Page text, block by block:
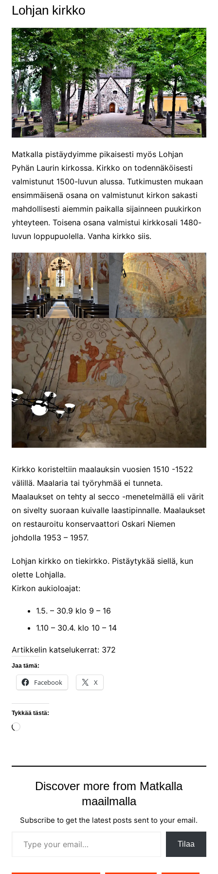
Lohjan kirkko
Matkalla pistäydyimme pikaisesti myös Lohjan
Pyhän Laurin kirkossa. Kirkko on todennäköisesti
valmistunut 1500-luvun alussa. Tutkimusten mukaan
ensimmäisenä osana on valmistunut kirkon sakasti
mahdollisesti aiemmin paikalla sijainneen puukirkon
yhteyteen. Toisena osana valmistui kirkkosali 1480-
luvun loppupuolella. Vanha kirkko siis.
Kirkko koristeltiin maalauksin vuosien 1510 -1522
välillä. Maalaria tai työryhmää ei tunneta.
Maalaukset on tehty al secco -menetelmällä eli värit
on sivelty suoraan kuivalle laastipinnalle. Maalaukset
on restauroitu konservaattori Oskari Niemen
johdolla 1953 – 1957.
Lohjan kirkko on tiekirkko. Pistäytykää siellä, kun
olette Lohjalla.
Kirkon aukioloajat:
1.5. – 30.9 klo 9 – 16
1.10 – 30.4. klo 10 – 14
Artikkelin katselukerrat: 372
Jaa tämä:
Facebook X
Tykkää tästä:
Loading…
Discover more from Matkalla
maailmalla
Subscribe to get the latest posts sent to your email.
Tilaa